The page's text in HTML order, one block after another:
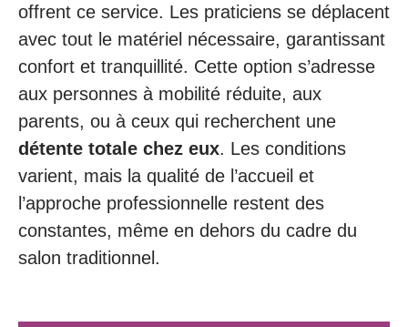
offrent ce service. Les praticiens se déplacent
avec tout le matériel nécessaire, garantissant
confort et tranquillité. Cette option s’adresse
aux personnes à mobilité réduite, aux
parents, ou à ceux qui recherchent une
détente totale chez eux. Les conditions
varient, mais la qualité de l’accueil et
l’approche professionnelle restent des
constantes, même en dehors du cadre du
salon traditionnel.